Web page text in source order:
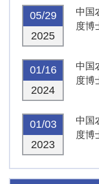
05/29
2025
中国
度博
01/16
2024
中国
度博
01/03
2023
中国
度博